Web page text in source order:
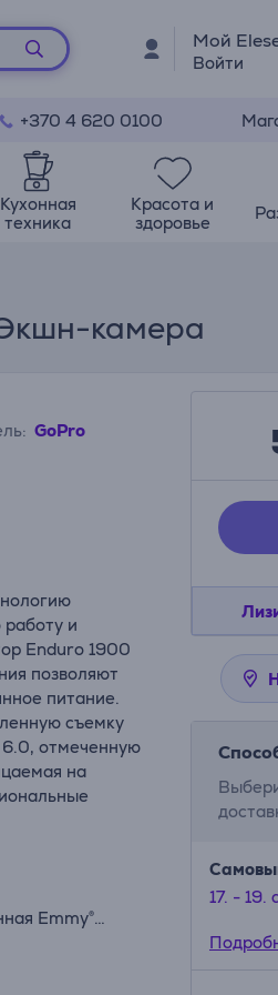
Мой
Войти
+370 4 620 0100
Кухонная
техника
Красота и
здоровье
камера
GoPro
и
Enduro 1900
позволяют
питание.
съемку
отмеченную
на
Emmy®
17. - 19.